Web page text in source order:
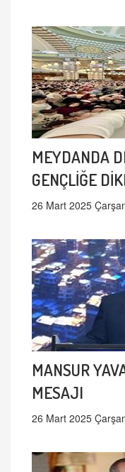
MEYDANDA
GENÇLİĞE
26 Mart 2025
MANSUR
MESAJI
26 Mart 2025